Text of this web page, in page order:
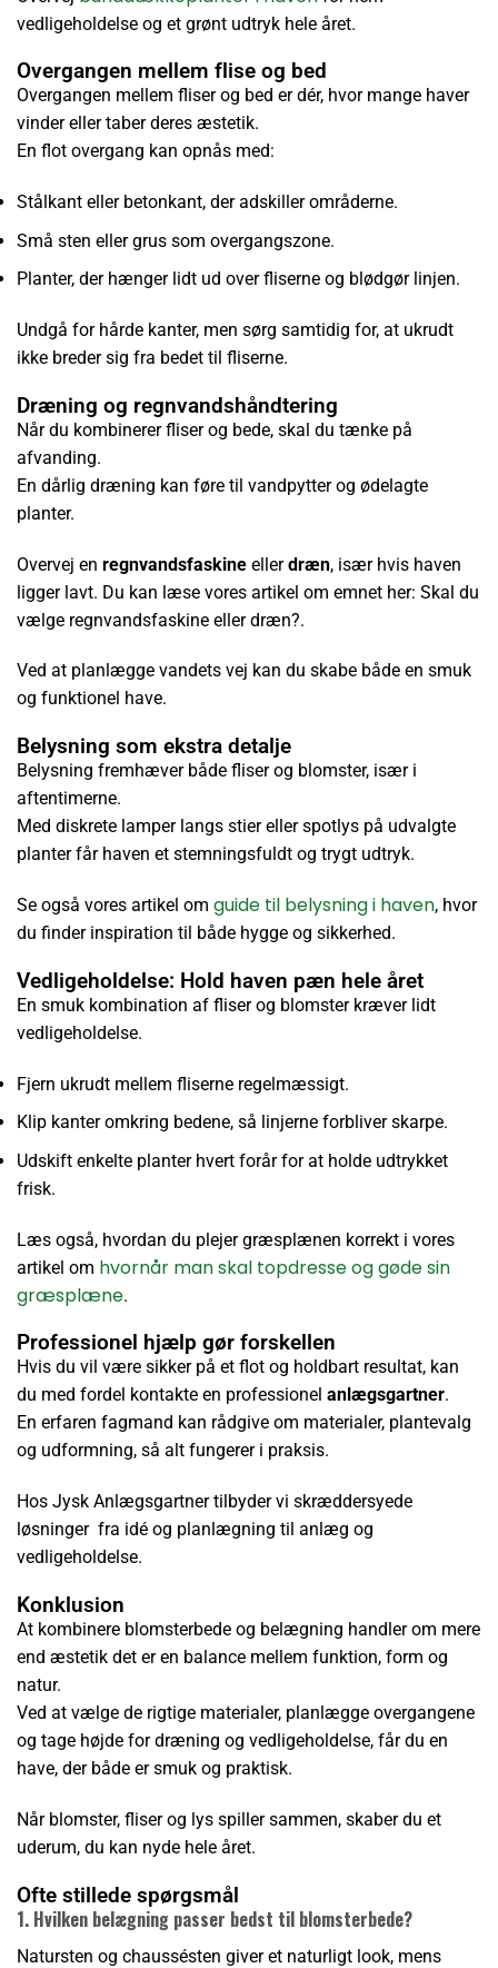
vedligeholdelse og et grønt udtryk hele året.
Overgangen mellem flise og bed
Overgangen mellem fliser og bed er dér, hvor mange haver
vinder eller taber deres æstetik.
En flot overgang kan opnås med:
Stålkant eller betonkant, der adskiller områderne.
Små sten eller grus som overgangszone.
Planter, der hænger lidt ud over fliserne og blødgør linjen.
Undgå for hårde kanter, men sørg samtidig for, at ukrudt
ikke breder sig fra bedet til fliserne.
Dræning og regnvandshåndtering
Når du kombinerer fliser og bede, skal du tænke på
afvanding.
En dårlig dræning kan føre til vandpytter og ødelagte
planter.
Overvej en regnvandsfaskine ellerdræn, især hvis haven
ligger lavt. Du kan læse vores artikel om emnet her: Skal du
vælge regnvandsfaskine eller dræn?.
Ved at planlægge vandets vej kan du skabe både en smuk
og funktionel have.
Belysning som ekstra detalje
Belysning fremhæver både fliser og blomster, især i
aftentimerne.
Med diskrete lamper langs stier eller spotlys på udvalgte
planter får haven et stemningsfuldt og trygt udtryk.
Se også vores artikel om guide til belysning i haven, hvor
du finder inspiration til både hygge og sikkerhed.
Vedligeholdelse: Hold haven pæn hele året
En smuk kombination af fliser og blomster kræver lidt
vedligeholdelse.
Fjern ukrudt mellem fliserne regelmæssigt.
Klip kanter omkring bedene, så linjerne forbliver skarpe.
Udskift enkelte planter hvert forår for at holde udtrykket
frisk.
Læs også, hvordan du plejer græsplænen korrekt i vores
artikel om hvornår man skal topdresse og gøde sin
græsplæne.
Professionel hjælp gør forskellen
Hvis du vil være sikker på et flot og holdbart resultat, kan
du med fordel kontakte en professionel anlægsgartner.
En erfaren fagmand kan rådgive om materialer, plantevalg
og udformning, så alt fungerer i praksis.
Hos Jysk Anlægsgartnertilbyder vi skræddersyede
løsninger fra idé og planlægning til anlæg og
vedligeholdelse.
Konklusion
At kombinere blomsterbede og belægning handler om mere
end æstetik det er en balance mellem funktion, form og
natur.
Ved at vælge de rigtige materialer, planlægge overgangene
og tage højde for dræning og vedligeholdelse, får du en
have, der både er smuk og praktisk.
Når blomster, fliser og lys spiller sammen, skaber du et
uderum, du kan nyde hele året.
Ofte stillede spørgsmål
1. Hvilken belægning passer bedst til blomsterbede?
Natursten og chaussésten giver et naturligt look, mens